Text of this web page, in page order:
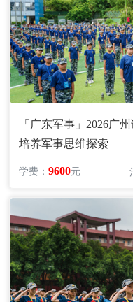
「广东军事」2026广
培养军事思维探索
学费：9600元